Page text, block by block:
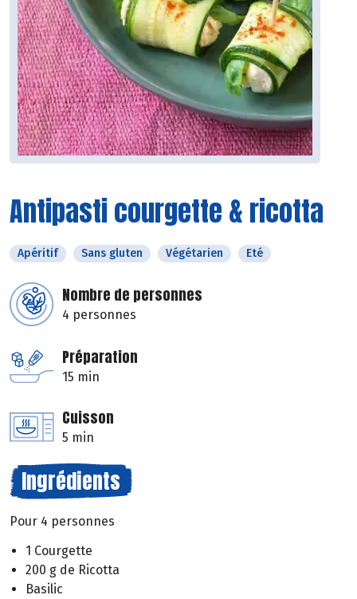
Antipasti courgette & ricotta
Apéritif Sans gluten Végétarien Eté
Nombre de personnes
4 personnes
Préparation
15 min
Cuisson
5 min
Ingrédients
Pour 4 personnes
1 Courgette
200 g de Ricotta
Basilic